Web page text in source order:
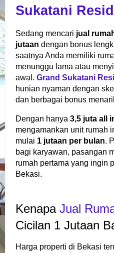
Sukatani
Sedang mencari jual
jutaan dengan bonus
saatnya Anda memiliki
menunggu lama atau
awal. Grand Sukatani
hunian nyaman dengan
dan berbagai bonus
Dengan hanya 3,5 juta all
mengamankan unit rumah
mulai 1 jutaan per bulan.
bagi karyawan, pasangan
rumah pertama yang ingin
Bekasi.
Kenapa Jual
Cicilan 1 Jutaan
Harga properti di Bekasi